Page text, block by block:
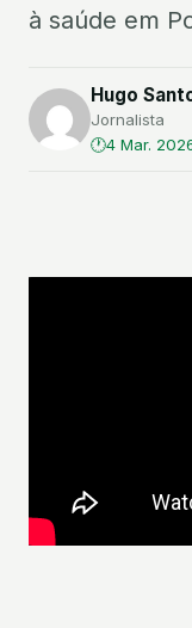
à saúde em
Hugo
Jornalista
4 Mar.